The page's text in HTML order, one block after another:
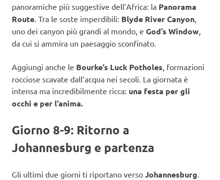
panoramiche più suggestive dell’Africa: la Panorama
Route . Tra le soste imperdibili: Blyde River Canyon
uno dei canyon più grandi al mondo, e God’s Window
da cui si ammira un paesaggio sconfinato.
Aggiungi anche le Bourke’s Luck Potholes , formazioni
rocciose scavate dall’acqua nei secoli. La giornata è
intensa ma incredibilmente ricca: una festa per gli
occhi e per l’anima.
Giorno 8-9: Ritorno a
Johannesburg e partenza
Gli ultimi due giorni ti riportano verso Johannesburg